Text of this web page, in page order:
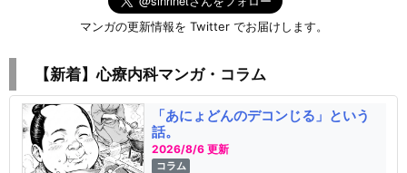
マンガの更新情報を Twitter でお届けします。
【新着】心療内科マンガ・コラム
「あにょどんのデコンじる」という
話。
2026/8/6 更新
コラム